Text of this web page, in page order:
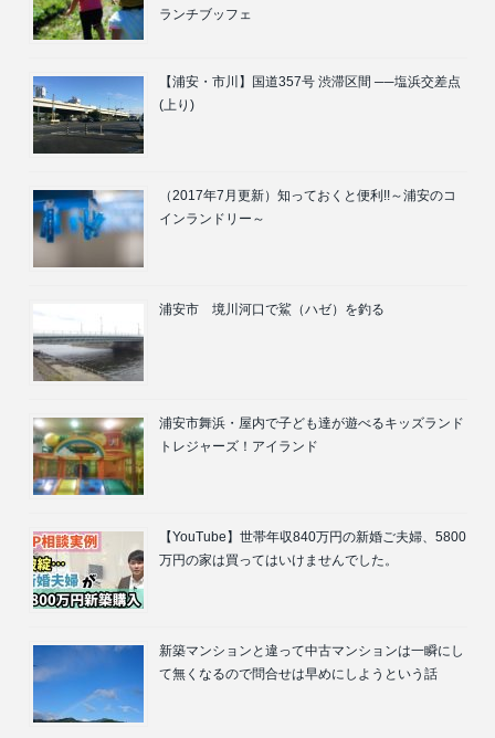
ランチブッフェ
【浦安・市川】国道357号 渋滞区間 ──塩浜交差点
(上り)
（2017年7月更新）知っておくと便利!!～浦安のコ
インランドリー～
浦安市 境川河口で鯊（ハゼ）を釣る
浦安市舞浜・屋内で子ども達が遊べるキッズランド
トレジャーズ！アイランド
【YouTube】世帯年収840万円の新婚ご夫婦、5800
万円の家は買ってはいけませんでした。
新築マンションと違って中古マンションは一瞬にし
て無くなるので問合せは早めにしようという話